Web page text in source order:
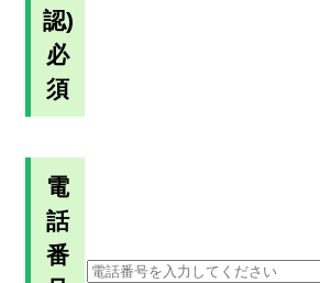
認)
必
須
電
話
番